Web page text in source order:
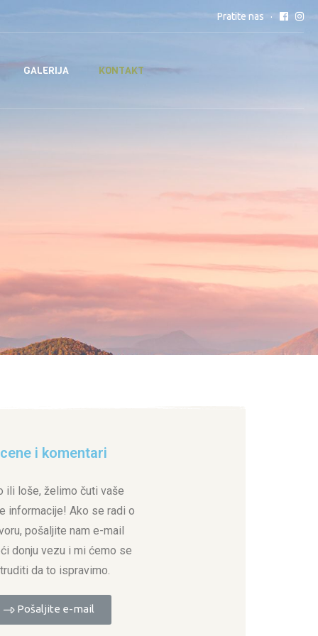
Pratite nas
GALERIJA KONTAKT
i komentari
ili loše, želimo čuti vaše
informacije! Ako se radi o
pošaljite nam e-mail
donju vezu i mi ćemo se
da to ispravimo.
Pošaljite e-mail